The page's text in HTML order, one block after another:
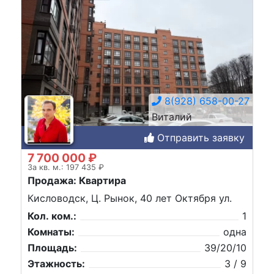
8(928) 658-00-27
Виталий
Отправить заявку
7 700 000 ₽
За кв. м.: 197 435 ₽
Продажа: Квартира
Кисловодск, Ц. Рынок, 40 лет Октября ул.
Кол. ком.:
1
Комнаты:
одна
Площадь:
39/20/10
Этажность:
3 / 9